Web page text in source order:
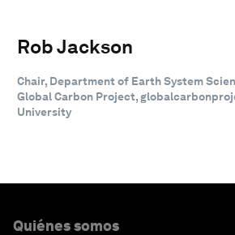
Rob Jackson
Chair, Department of Earth System
Global Carbon Project,
University
Quiénes somos